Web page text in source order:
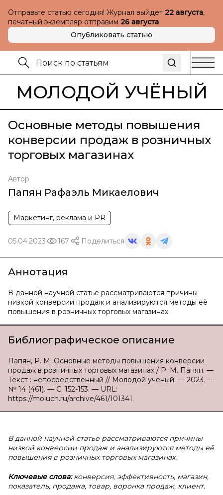
Отправьте статью сегодня! Журнал выйдет 22 августа,
печатный экземпляр отправим 26 августа
Опубликовать статью
МОЛОДОЙ УЧЁНЫЙ
Основные методы повышения
конверсии продаж в розничных
торговых магазинах
Автор
Папян Рафаэль Микаелович
Маркетинг, реклама и PR
05.04.2023 167 Поделиться
Аннотация
В данной научной статье рассматриваются причины
низкой конверсии продаж и анализируются методы её
повышения в розничных торговых магазинах.
Библиографическое описание
Папян, Р. М. Основные методы повышения конверсии
продаж в розничных торговых магазинах / Р. М. Папян. —
Текст : непосредственный // Молодой ученый. — 2023. —
№ 14 (461). — С. 152-153. — URL:
https://moluch.ru/archive/461/101341.
В данной научной статье рассматриваются причины
низкой конверсии продаж и анализируются методы её
повышения в розничных торговых магазинах.
Ключевые слова:конверсия, эффективность, магазин,
показатель, продажа, товар, воронка продаж, клиент.